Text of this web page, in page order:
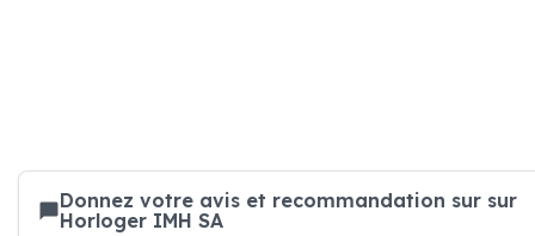
Donnez votre avis et recommandation sur sur
Horloger IMH SA